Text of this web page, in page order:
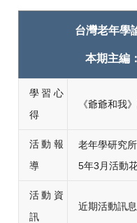
台灣老年學
本期主編
學習心
得
《爺爺和我
活動報
導
老年學研究
5年3月活動
活動資
訊
近期活動訊